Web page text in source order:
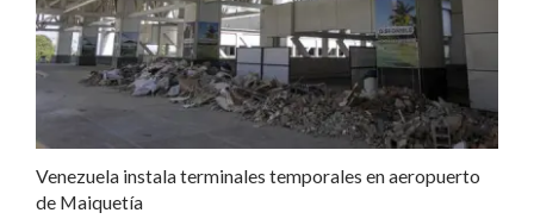
Venezuela instala terminales temporales en aeropuerto
de Maiquetía